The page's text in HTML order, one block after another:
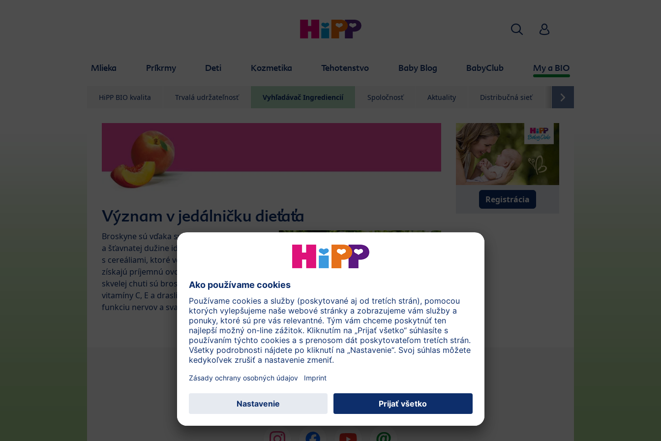
Mlieka Príkrmy Deti Kozmetika Tehotenstvo Baby Blog BabyClub My a BIO
HľadaťHiPP Babyclub
HiPP BIO kvalita Trvalá udržateľnosť Vyhľadávač Ingrediencií Spoločnosť Aktuality Distribučná sieť Kontakt
Význam v jedálničku dieťaťa
Broskyne sú vďaka svojej mäkkej
a šťavnatej dužine ideálne v kombinácii
s cereáliami, ktoré vďaka broskyňovej šťave
získajú príjemnú ovocnú chuť. Okrem
skvelej chuti sú broskyne bohaté tiež na
vitamíny C, E a draslík, ktorý je dôležitý pre
funkciu nervov a svalov.
Registrácia